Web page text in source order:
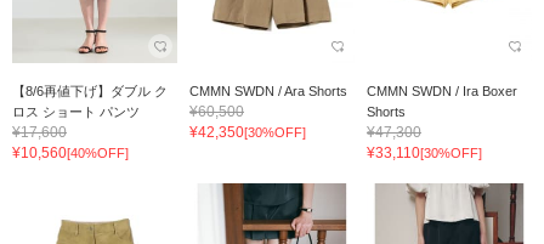
【8/6再値下げ】ダブル ク
ロス ショート パンツ
¥17,600
¥10,560[40%OFF]
CMMN SWDN / Ara Shorts
¥60,500
¥42,350[30%OFF]
CMMN SWDN / Ira Boxer
Shorts
¥47,300
¥33,110[30%OFF]